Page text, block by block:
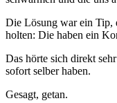
Die Lösung war ein Tip,
holten: Die haben ein
Das hörte sich direkt
sofort selber haben.
Gesagt, getan.